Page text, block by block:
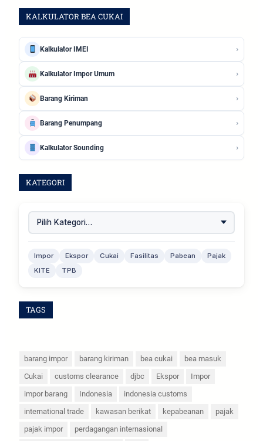
KALKULATOR BEA CUKAI
Kalkulator IMEI ›
Kalkulator Impor Umum ›
Barang Kiriman ›
Barang Penumpang ›
Kalkulator Sounding ›
KATEGORI
Impor Ekspor Cukai Fasilitas Pabean
Pajak
KITE
TPB
TAGS
barang impor barang kiriman bea cukai
bea masuk
Cukai
customs clearance djbc Ekspor
Impor
impor barang
Indonesia
indonesia customs
international trade
kawasan berikat kepabeanan
pajak
pajak impor
perdagangan internasional